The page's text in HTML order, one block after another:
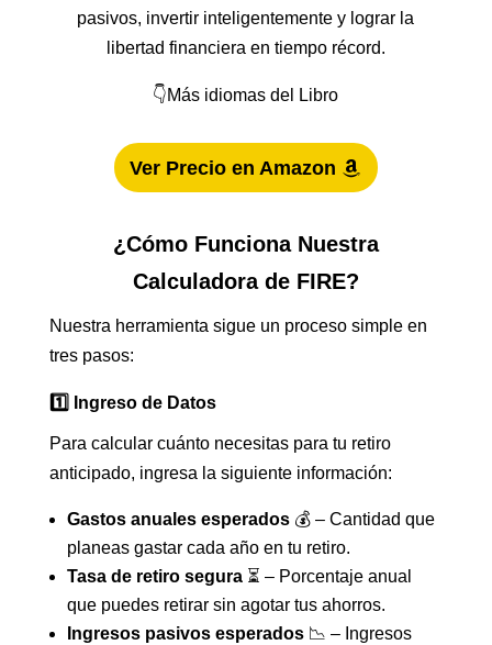
pasivos, invertir inteligentemente y lograr la
libertad financiera en tiempo récord.
👇Más idiomas del Libro
Ver Precio en Amazon
¿Cómo Funciona Nuestra
Calculadora de FIRE?
Nuestra herramienta sigue un proceso simple en
tres pasos:
1️⃣ Ingreso de Datos
Para calcular cuánto necesitas para tu retiro
anticipado, ingresa la siguiente información:
Gastos anuales esperados💰 – Cantidad que
planeas gastar cada año en tu retiro.
Tasa de retiro segura⏳ – Porcentaje anual
que puedes retirar sin agotar tus ahorros.
Ingresos pasivos esperados📉 – Ingresos